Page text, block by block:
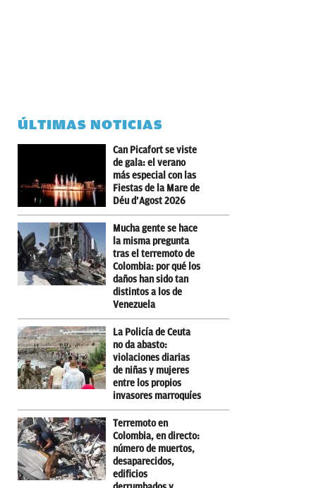
ÚLTIMAS NOTICIAS
Can Picafort se viste
de gala: el verano
más especial con las
Fiestas de la Mare de
Déu d’Agost 2026
Mucha gente se hace
la misma pregunta
tras el terremoto de
Colombia: por qué los
daños han sido tan
distintos a los de
Venezuela
La Policía de Ceuta
no da abasto:
violaciones diarias
de niñas y mujeres
entre los propios
invasores marroquíes
Terremoto en
Colombia, en directo:
número de muertos,
desaparecidos,
edificios